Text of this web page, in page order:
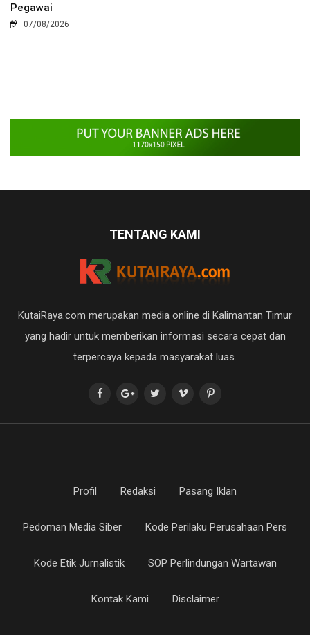
Pegawai
07/08/2026
TENTANG KAMI
KutaiRaya.com merupakan media online di Kalimantan Timur
yang hadir untuk memberikan informasi secara cepat dan
terpercaya kepada masyarakat luas.
Profil Redaksi Pasang Iklan
Pedoman Media Siber Kode Perilaku Perusahaan Pers
Kode Etik Jurnalistik SOP Perlindungan Wartawan
Kontak Kami Disclaimer